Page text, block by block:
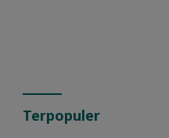
Terpopuler